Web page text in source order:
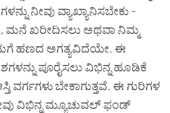
ನೀವು ವ್ಯಾಖ್ಯಾನಿಸಬೇಕು -
, ಮನೆ ಖರೀದಿಸಲು ಅಥವಾ ನಿಮ್ಮ
ಹಣದ ಅಗತ್ಯವಿದೆಯೇ. ಈ
ಪೂರೈಸಲು ವಿಭಿನ್ನ ಹೂಡಿಕೆ
ವರ್ಗಗಳು ಬೇಕಾಗುತ್ತವೆ. ಈ ಗುರಿಗಳ
ವಿಭಿನ್ನ ಮ್ಯೂಚುವಲ್ ಫಂಡ್